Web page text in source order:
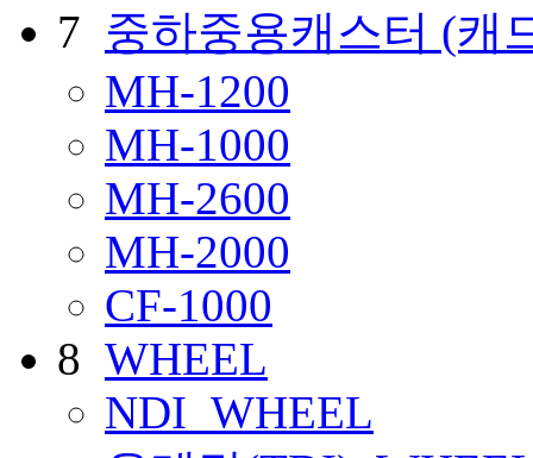
7 중하중용캐스터 (캐
MH-1200
MH-1000
MH-2600
MH-2000
CF-1000
8 WHEEL
NDI_WHEEL